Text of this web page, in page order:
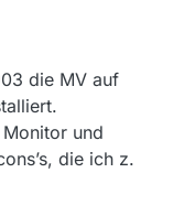
die MV auf
und
die ich z.